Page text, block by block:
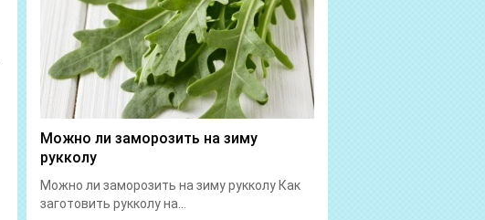
Можно ли заморозить на зиму
рукколу
Можно ли заморозить на зиму рукколу Как
заготовить рукколу на...